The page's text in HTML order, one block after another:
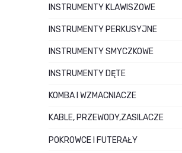
INSTRUMENTY KLAWISZOWE
INSTRUMENTY PERKUSYJNE
INSTRUMENTY SMYCZKOWE
INSTRUMENTY DĘTE
KOMBA I WZMACNIACZE
KABLE, PRZEWODY,ZASILACZE
POKROWCE I FUTERAŁY